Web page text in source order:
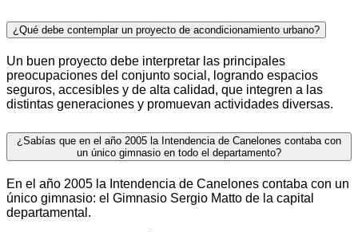
¿Qué debe contemplar un proyecto de acondicionamiento urbano?
Un buen proyecto debe interpretar las principales
preocupaciones del conjunto social, logrando espacios
seguros, accesibles y de alta calidad, que integren a las
distintas generaciones y promuevan actividades diversas.
¿Sabías que en el año 2005 la Intendencia de Canelones contaba con
un único gimnasio en todo el departamento?
En el año 2005 la Intendencia de Canelones contaba con un
único gimnasio: el Gimnasio Sergio Matto de la capital
departamental.